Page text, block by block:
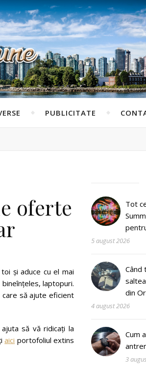
PUBLICITATE
oferte
și aduce cu el mai
laptopuri.
care să ajute eficient
să vă ridicați la
aici portofoliul extins
Tot
5 august 2026
Când
din
4 august 2026
Cum
3